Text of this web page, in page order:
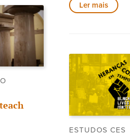
Ler mais
ESTUDOS CES